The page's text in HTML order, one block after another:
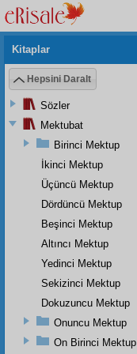
Kitaplar
Hepsini Daralt
Sözler
Mektubat
Birinci Mektup
İkinci Mektup
Üçüncü Mektup
Dördüncü Mektup
Beşinci Mektup
Altıncı Mektup
Yedinci Mektup
Sekizinci Mektup
Dokuzuncu Mektup
Onuncu Mektup
On Birinci Mektup